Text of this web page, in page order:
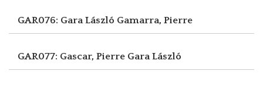
GAR076: Gara László Gamarra, Pierre
GAR077: Gascar, Pierre Gara László